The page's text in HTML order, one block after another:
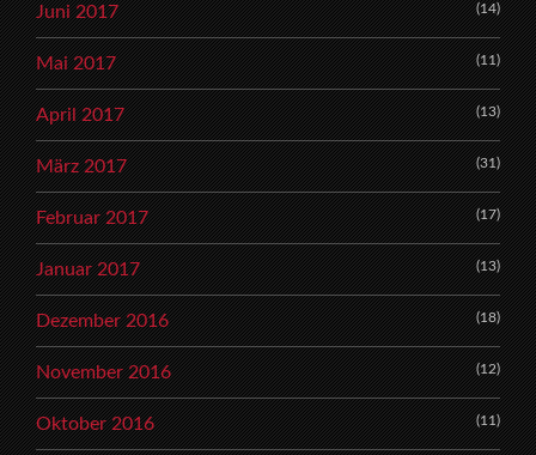
Juni 2017 (14)
Mai 2017 (11)
April 2017 (13)
März 2017 (31)
Februar 2017 (17)
Januar 2017 (13)
Dezember 2016 (18)
November 2016 (12)
Oktober 2016 (11)